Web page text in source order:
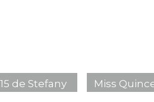
de Stefany Miss